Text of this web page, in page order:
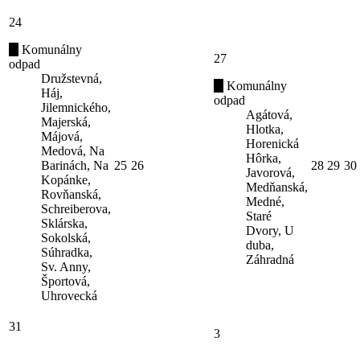
24
Komunálny
odpad
Družstevná,
Háj,
Jilemnického,
Majerská,
Májová,
Medová, Na
Barinách, Na
Kopánke,
Rovňanská,
Schreiberova,
Sklárska,
Sokolská,
Súhradka,
Sv. Anny,
Športová,
Uhrovecká
25 26
27
Komunálny
odpad
Agátová,
Hlotka,
Horenická
Hôrka,
Javorová,
Medňanská,
Medné,
Staré
Dvory, U
duba,
Záhradná
28 29 30
31
3